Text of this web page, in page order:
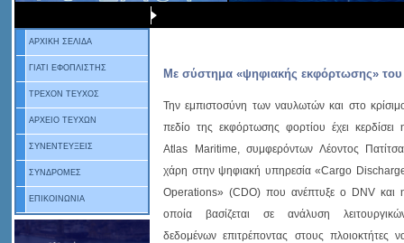
ΑΡΧΙΚΗ ΣΕΛΙΔΑ
ΓΙΑΤΙ ΕΦΟΠΛΙΣΤΗΣ
ΤΡΕΧΟΝ ΤΕΥΧΟΣ
ΑΡΧΕΙΟ ΤΕΥΧΩΝ
ΣΥΝΕΝΤΕΥΞΕΙΣ
ΣΥΝΔΡΟΜΕΣ
ΕΠΙΚΟΙΝΩΝΙΑ
Με σύστημα «ψηφιακής εκφόρτωσης» του
Την εμπιστοσύνη των ναυλωτών και στο
πεδίο της εκφόρτωσης φορτίου έχει κερδίσει
Atlas Maritime, συμφερόντων Λέοντος
χάρη στην ψηφιακή υπηρεσία «Cargo
Operations» (CDO) που ανέπτυξε ο DNV και
οποία βασίζεται σε ανάλυση
δεδομένων επιτρέποντας στους πλοιοκτήτες